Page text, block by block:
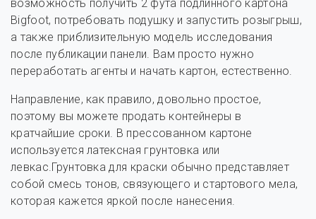
возможность получить 2 фута подлинного картона
Bigfoot, потребовать подушку и запустить розыгрыш,
а также приблизительную модель исследования
после публикации панели. Вам просто нужно
переработать агенты и начать картон, естественно.
Направление, как правило, довольно простое,
поэтому вы можете продать контейнеры в
кратчайшие сроки. В прессованном картоне
используется латексная грунтовка или
левкас.Грунтовка для краски обычно представляет
собой смесь тонов, связующего и стартового мела,
которая кажется яркой после нанесения.